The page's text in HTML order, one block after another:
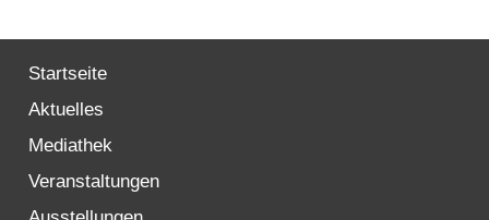
Willkommen in Strasburg (Uckermark)
Startseite
Aktuelles
Mediathek
Veranstaltungen